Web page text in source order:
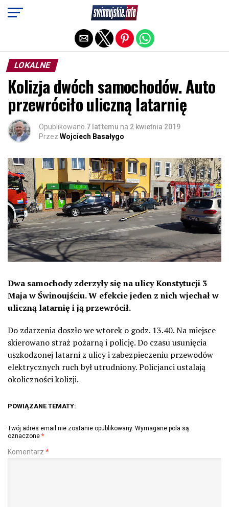
LOKALNE
Kolizja dwóch samochodów. Auto
przewróciło uliczną latarnię
Opublikowano 7 lat temu na 2 kwietnia 2019
Przez Wojciech Basałygo
Dwa samochody zderzyły się na ulicy Konstytucji 3
Maja w Świnoujściu. W efekcie jeden z nich wjechał w
uliczną latarnię i ją przewrócił.
Do zdarzenia doszło we wtorek o godz. 13.40. Na miejsce
skierowano straż pożarną i policję. Do czasu usunięcia
uszkodzonej latarni z ulicy i zabezpieczeniu przewodów
elektrycznych ruch był utrudniony. Policjanci ustalają
okoliczności kolizji.
POWIĄZANE TEMATY:
Twój adres email nie zostanie opublikowany. Wymagane pola są
oznaczone *
Komentarz *
Exit mobile version